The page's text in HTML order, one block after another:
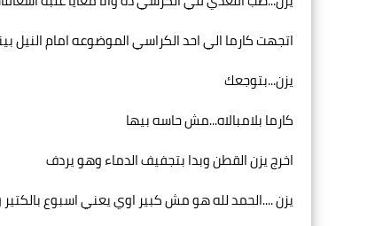
اتجهت كارما الي احد الكراسي الموضوعه امام النيل
يزن...بتوجعك
كارما بلامبالاه...مش حاسه بيها
اخرج يزن القطن وبدا بتجفيف الدماء وهو يردف
يزن ....الحمد لله هو مش كبير اوي يعني اسبوع